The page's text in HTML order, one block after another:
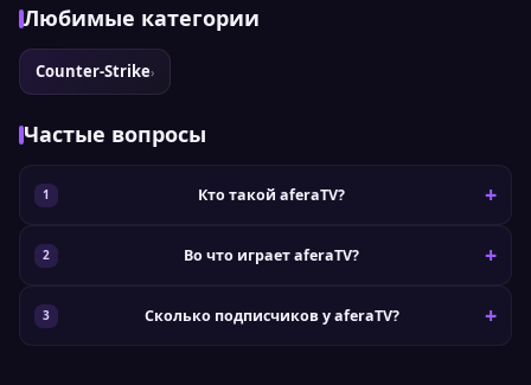
Любимые категории
Counter-Strike›
Частые вопросы
Кто такой aferaTV?
Во что играет aferaTV?
Сколько подписчиков у aferaTV?